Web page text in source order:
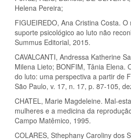
Helena Pereira;
FIGUEIREDO, Ana Cristina Costa.
suporte psicológico ao luto não
Summus Editorial, 2015.
CAVALCANTI, Andressa Katherine
Milena Lieto; BONFIM, Tânia Elena.
do luto: uma perspectiva a partir de
São Paulo, v. 17, n. 17, p. 87-105,
CHATEL, Marie Magdeleine. Mal-
mulheres e a medicina da
Campo Matêmico, 1995.
COLARES, Sthephany Caroliny dos